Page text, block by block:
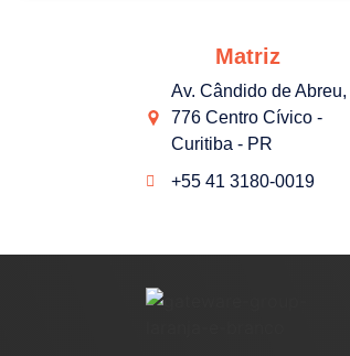
Matriz
Av. Cândido de Abreu,
776 Centro Cívico -
Curitiba - PR
+55 41 3180-0019